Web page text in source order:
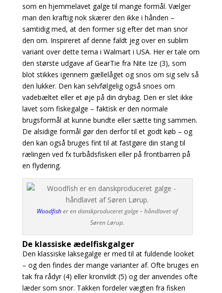
som en hjemmelavet galge til mange formål. Vælger
man den kraftig nok skærer den ikke i hånden –
samtidig med, at den former sig efter det man snor
den om. Inspireret af denne faldt jeg over en sublim
variant over dette tema i Walmart i USA. Her er tale om
den største udgave af GearTie fra Nite Ize (3), som
blot stikkes igennem gællelåget og snos om sig selv så
den lukker. Den kan selvfølgelig også snoes om
vadebæltet eller et øje på din drybag. Den er slet ikke
lavet som fiskegalge – faktisk er den normale
brugsformål at kunne bundte eller sætte ting sammen.
De alsidige formål gør den derfor til et godt køb – og
den kan også bruges fint til at fastgøre din stang til
rælingen ved fx turbådsfiskeri eller på frontbarren på
en flydering.
Woodfisher en danskproduceret galge – håndlavet af
Søren Lørup.
De klassiske ædelfiskgalger
Den klassiske laksegalge er med til at fuldende looket
– og den findes der mange varianter af. Ofte bruges en
tak fra rådyr (4) eller kronvildt (5) og der anvendes ofte
læder som snor. Takken fordeler vægten fra fisken